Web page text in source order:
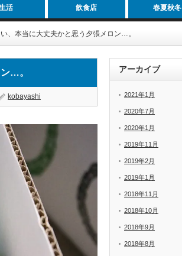
活 飲食店 春夏秋冬
、本当に大丈夫かと思う夕張メロン…。
…。
kobayashi
アーカイブ
2021年1月
2020年7月
2020年1月
2019年11月
2019年2月
2019年1月
2018年11月
2018年10月
2018年9月
2018年8月